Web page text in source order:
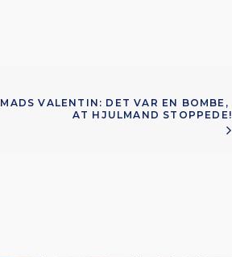
MADS VALENTIN: DET VAR EN BOMBE,
AT HJULMAND STOPPEDE!